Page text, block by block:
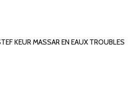
KEUR MASSAR EN EAUX TROUBLES